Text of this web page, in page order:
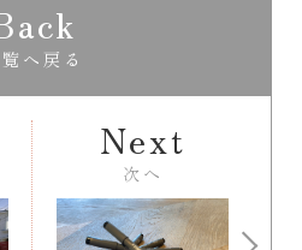
へ戻る
Next
次へ